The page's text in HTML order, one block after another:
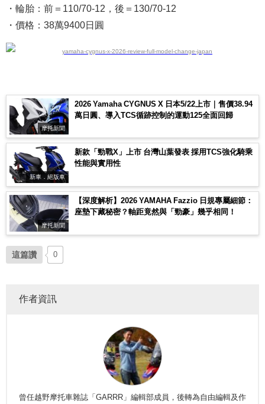
・輪胎：前＝110/70-12，後＝130/70-12
・價格：38萬9400日圓
摩托新聞
2026 Yamaha CYGNUS X 日本5/22上市｜售價38.94
萬日圓、導入TCS循跡控制的運動125全面回歸
新車．絕版車
新款「勁戰X」上市 台灣山葉發表 採用TCS強化騎乘
性能與實用性
摩托新聞
【深度解析】2026 YAMAHA Fazzio 日規專屬細節：
座墊下藏秘密？軸距竟然與「勁豪」幾乎相同！
這篇讚 0
作者資訊
曾任越野摩托車雜誌「GARRR」編輯部成員，後轉為自由編輯及作